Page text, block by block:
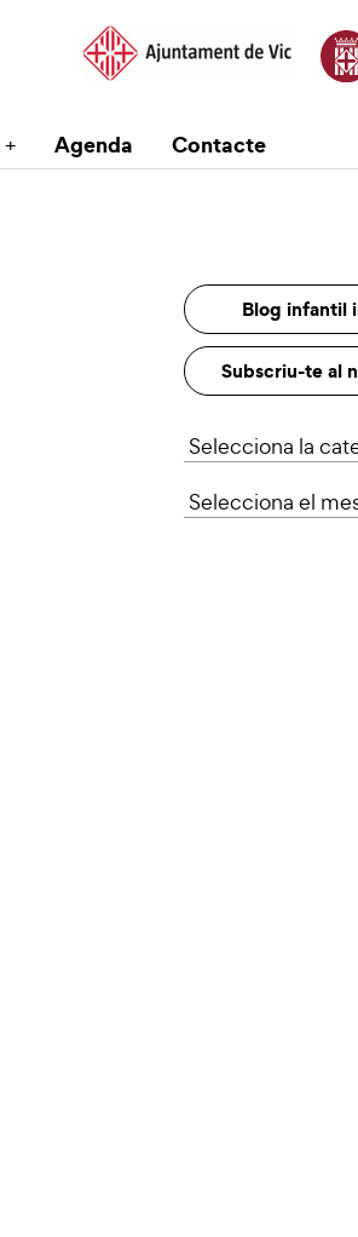
Agenda Contacte
Blog infantil
Subscriu-te al
Categories